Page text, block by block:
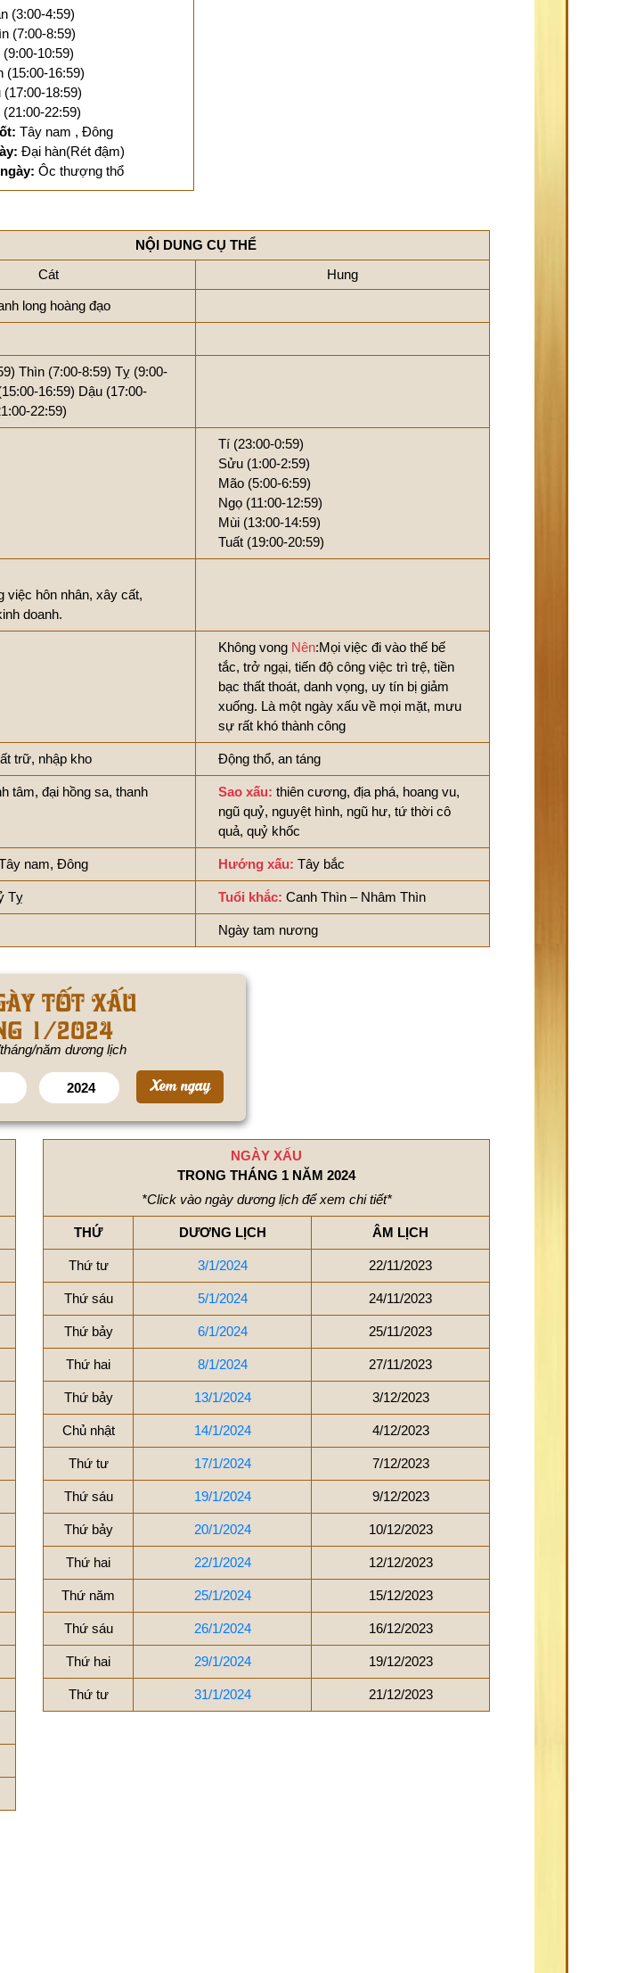
(3:00-4:59)
(7:00-8:59)
(9:00-10:59)
(15:00-16:59)
(17:00-18:59)
22:59)
Tây nam , Đông
Đại hàn(Rét đậm)
Ôc thượng thổ
NỘI DUNG CỤ THỂ
Cát
Hung
long hoàng đạo
Thìn (7:00-8:59) Tỵ (9:00-
16:59) Dậu (17:00-
22:59)
Tí (23:00-0:59)
Sửu (1:00-2:59)
Mão (5:00-6:59)
Ngọ (11:00-12:59)
Mùi (13:00-14:59)
Tuất (19:00-20:59)
việc hôn nhân, xây cất,
doanh.
Không vong Nên:Mọi việc đi vào thế bế
tắc, trở ngại, tiến độ công việc trì trệ, tiền
bạc thất thoát, danh vọng, uy tín bị giảm
xuống. Là một ngày xấu về mọi mặt, mưu
sự rất khó thành công
trữ, nhập kho Động thổ, an táng
tâm, đại hồng sa, thanh
Sao xấu: thiên cương, địa phá, hoang vu,
ngũ quỷ, nguyệt hình, ngũ hư, tứ thời cô
quả, quỷ khốc
nam, Đông Hướng xấu: Tây bắc
Tỵ Tuổi khắc: Canh Thìn – Nhâm Thìn
Ngày tam nương
tốt xấu
1/2024
năm dương lịch
NGÀY XẤU
TRONG THÁNG 1 NĂM 2024
*Click vào ngày dương lịch để xem chi tiết*
THỨ DƯƠNG LỊCH ÂM LỊCH
Thứ tư 3/1/2024 22/11/2023
Thứ sáu 5/1/2024 24/11/2023
Thứ bảy 6/1/2024 25/11/2023
Thứ hai 8/1/2024 27/11/2023
Thứ bảy 13/1/2024 3/12/2023
Chủ nhật 14/1/2024 4/12/2023
Thứ tư 17/1/2024 7/12/2023
Thứ sáu 19/1/2024 9/12/2023
Thứ bảy 20/1/2024 10/12/2023
Thứ hai 22/1/2024 12/12/2023
Thứ năm 25/1/2024 15/12/2023
Thứ sáu 26/1/2024 16/12/2023
Thứ hai 29/1/2024 19/12/2023
Thứ tư 31/1/2024 21/12/2023